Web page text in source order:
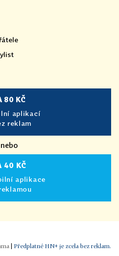
80 KČ
aplikací
reklam
nebo
40 KČ
aplikace
Předplatné HN+ je zcela bez reklam.